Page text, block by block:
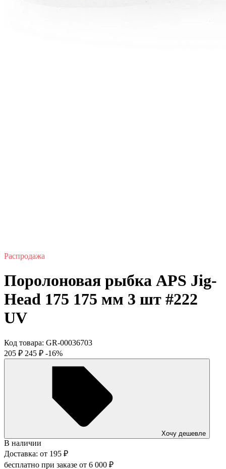
Распродажа
Поролоновая рыбка APS Jig-
Head 175 175 мм 3 шт #222
UV
Код товара: GR-00036703
205 ₽ 245 ₽ -16%
Хочу дешевле
В наличии
Доставка: от 195 ₽
бесплатно при заказе от 6 000 ₽